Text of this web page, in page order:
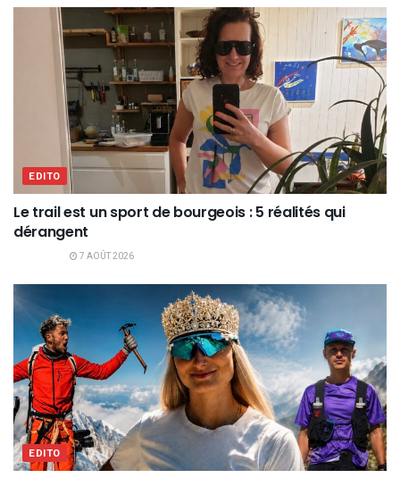
EDITO
Le trail est un sport de bourgeois : 5 réalités qui
dérangent
7 AOÛT 2026
EDITO